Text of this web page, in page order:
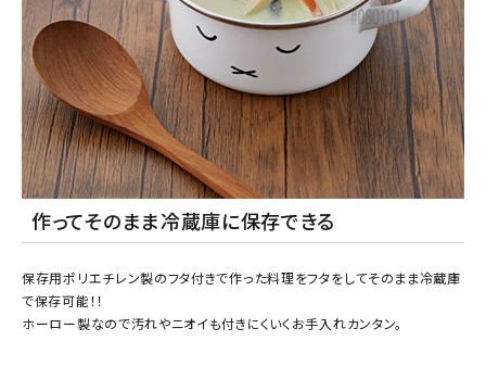
作ってそのまま冷蔵庫に保存できる
保存用ポリエチレン製のフタ付きで作った料理をフタをしてそのまま冷蔵庫
で保存可能！！
ホーロー製なので汚れやニオイも付きにくいくお手入れカンタン。